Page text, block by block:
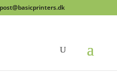
post@basicprinters.dk